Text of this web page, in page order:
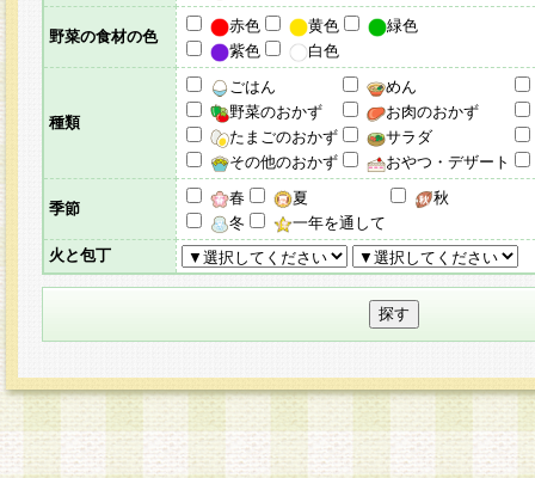
野菜の食材の色
赤色 黄色
緑色
紫色
白色
種類
ごはん
めん
野菜のおかず
お肉のおかず
たまごのおかず
サラダ
その他のおかず
おやつ・デザート
季節
春 夏
秋
冬
一年を通して
火と包丁